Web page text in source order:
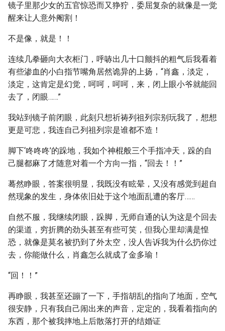
镜子里那少女的五官惊恐而又狰狞，委屈复杂的就像是一觉
醒来让人意外阉割！
不是像，就是！！
连续几拳砸向大衣柜门，呼哧出几十口颤抖的粗气后我看着
有些渗血的小白指节嘴角居然诡异的上扬，“肖鑫，淡定，
淡定，这肯定是幻觉，呵呵，呵呵，来，闭上眼小爷就能回
去了，闭眼……”
我站到镜子前闭眼，此刻只想祈祷列祖列宗别玩我了，想想
更是可悲，我连自己列祖列宗是谁都不造！
脚下‘咚咚咚’的跺地，我如个神棍般三个手指冲天，跺的自
己腿都麻了才随意对着一个方向一指，“回去！！”
蓦然睁眼，答案很明显，我既没有眩晕，又没有感觉到超自
然现象的发生，身体依旧处于这个地面乱遭的客厅……
自然不服，我继续闭眼，跺脚，无师自通的认为这是个回去
的渠道，穷折腾的劲头甚至有些可笑，但我心里却满是惶
恐，就像是莫名被扔到了外太空，没人告诉我为什么扔你过
去，你能做什么，肖鑫怎么就成了金多瑜！
“回！！”
再睁眼，我甚至还蹦了一下，手指胡乱的指向了地面，空气
很安静，只有我自己闹出来的声音，定定的，我看着指向的
东西，那个被我摔地上后散落打开的结婚证